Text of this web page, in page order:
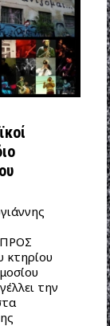
την